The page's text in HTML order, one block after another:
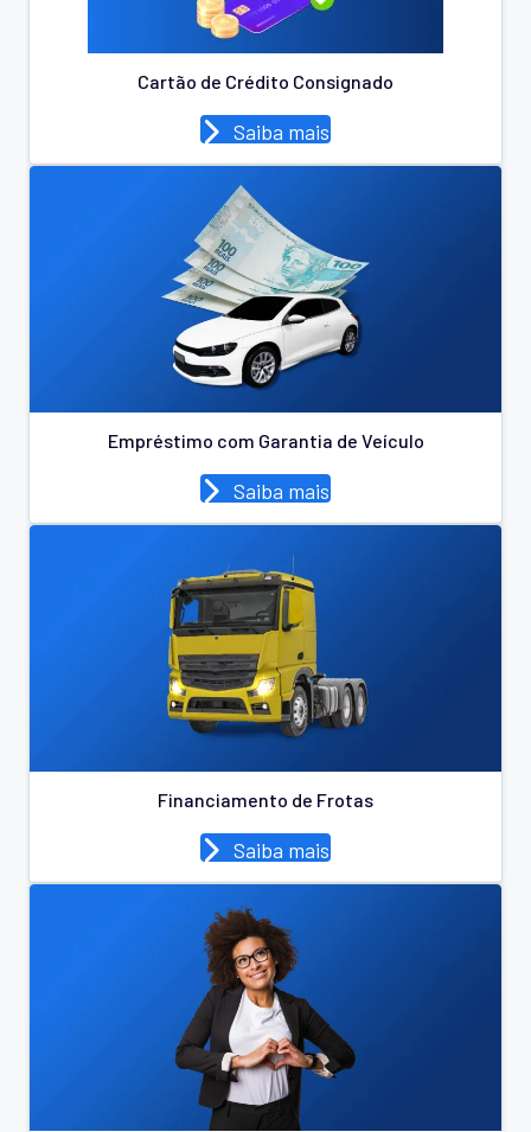
Cartão de Crédito Consignado
Saiba mais
Empréstimo com Garantia de Veículo
Saiba mais
Financiamento de Frotas
Saiba mais